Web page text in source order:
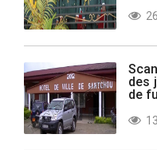
des
de